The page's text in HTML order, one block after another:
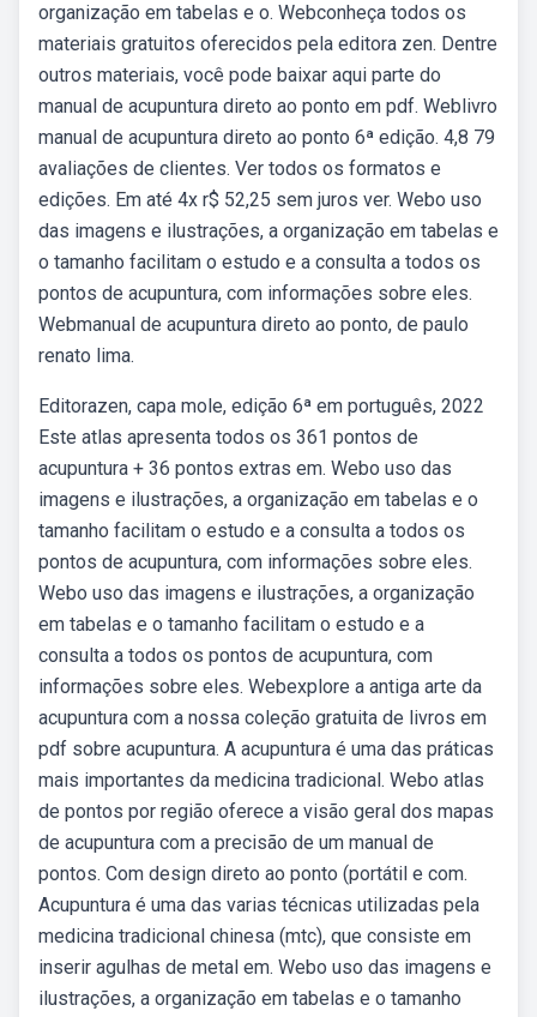
organização em tabelas e o. Webconheça todos os
materiais gratuitos oferecidos pela editora zen. Dentre
outros materiais, você pode baixar aqui parte do
manual de acupuntura direto ao ponto em pdf. Weblivro
manual de acupuntura direto ao ponto 6ª edição. 4,8 79
avaliações de clientes. Ver todos os formatos e
edições. Em até 4x r$ 52,25 sem juros ver. Webo uso
das imagens e ilustrações, a organização em tabelas e
o tamanho facilitam o estudo e a consulta a todos os
pontos de acupuntura, com informações sobre eles.
Webmanual de acupuntura direto ao ponto, de paulo
renato lima.
Editorazen, capa mole, edição 6ª em português, 2022
Este atlas apresenta todos os 361 pontos de
acupuntura + 36 pontos extras em. Webo uso das
imagens e ilustrações, a organização em tabelas e o
tamanho facilitam o estudo e a consulta a todos os
pontos de acupuntura, com informações sobre eles.
Webo uso das imagens e ilustrações, a organização
em tabelas e o tamanho facilitam o estudo e a
consulta a todos os pontos de acupuntura, com
informações sobre eles. Webexplore a antiga arte da
acupuntura com a nossa coleção gratuita de livros em
pdf sobre acupuntura. A acupuntura é uma das práticas
mais importantes da medicina tradicional. Webo atlas
de pontos por região oferece a visão geral dos mapas
de acupuntura com a precisão de um manual de
pontos. Com design direto ao ponto (portátil e com.
Acupuntura é uma das varias técnicas utilizadas pela
medicina tradicional chinesa (mtc), que consiste em
inserir agulhas de metal em. Webo uso das imagens e
ilustrações, a organização em tabelas e o tamanho